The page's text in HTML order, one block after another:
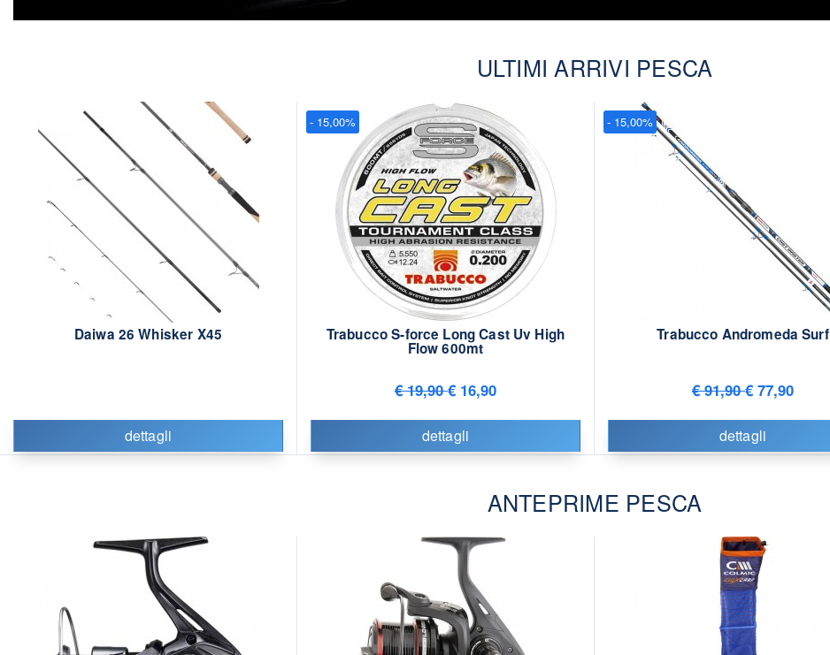
ULTIMI ARRIVI PESCA
Daiwa 26 Whisker X45
dettagli
Trabucco S-force Long Cast Uv High
Flow 600mt
€ 19,90€ 16,90
dettagli
- 15,00%
Trabucco Andromeda Surf
€ 91,90€ 77,90
dettagli
- 15,00%
ANTEPRIME PESCA